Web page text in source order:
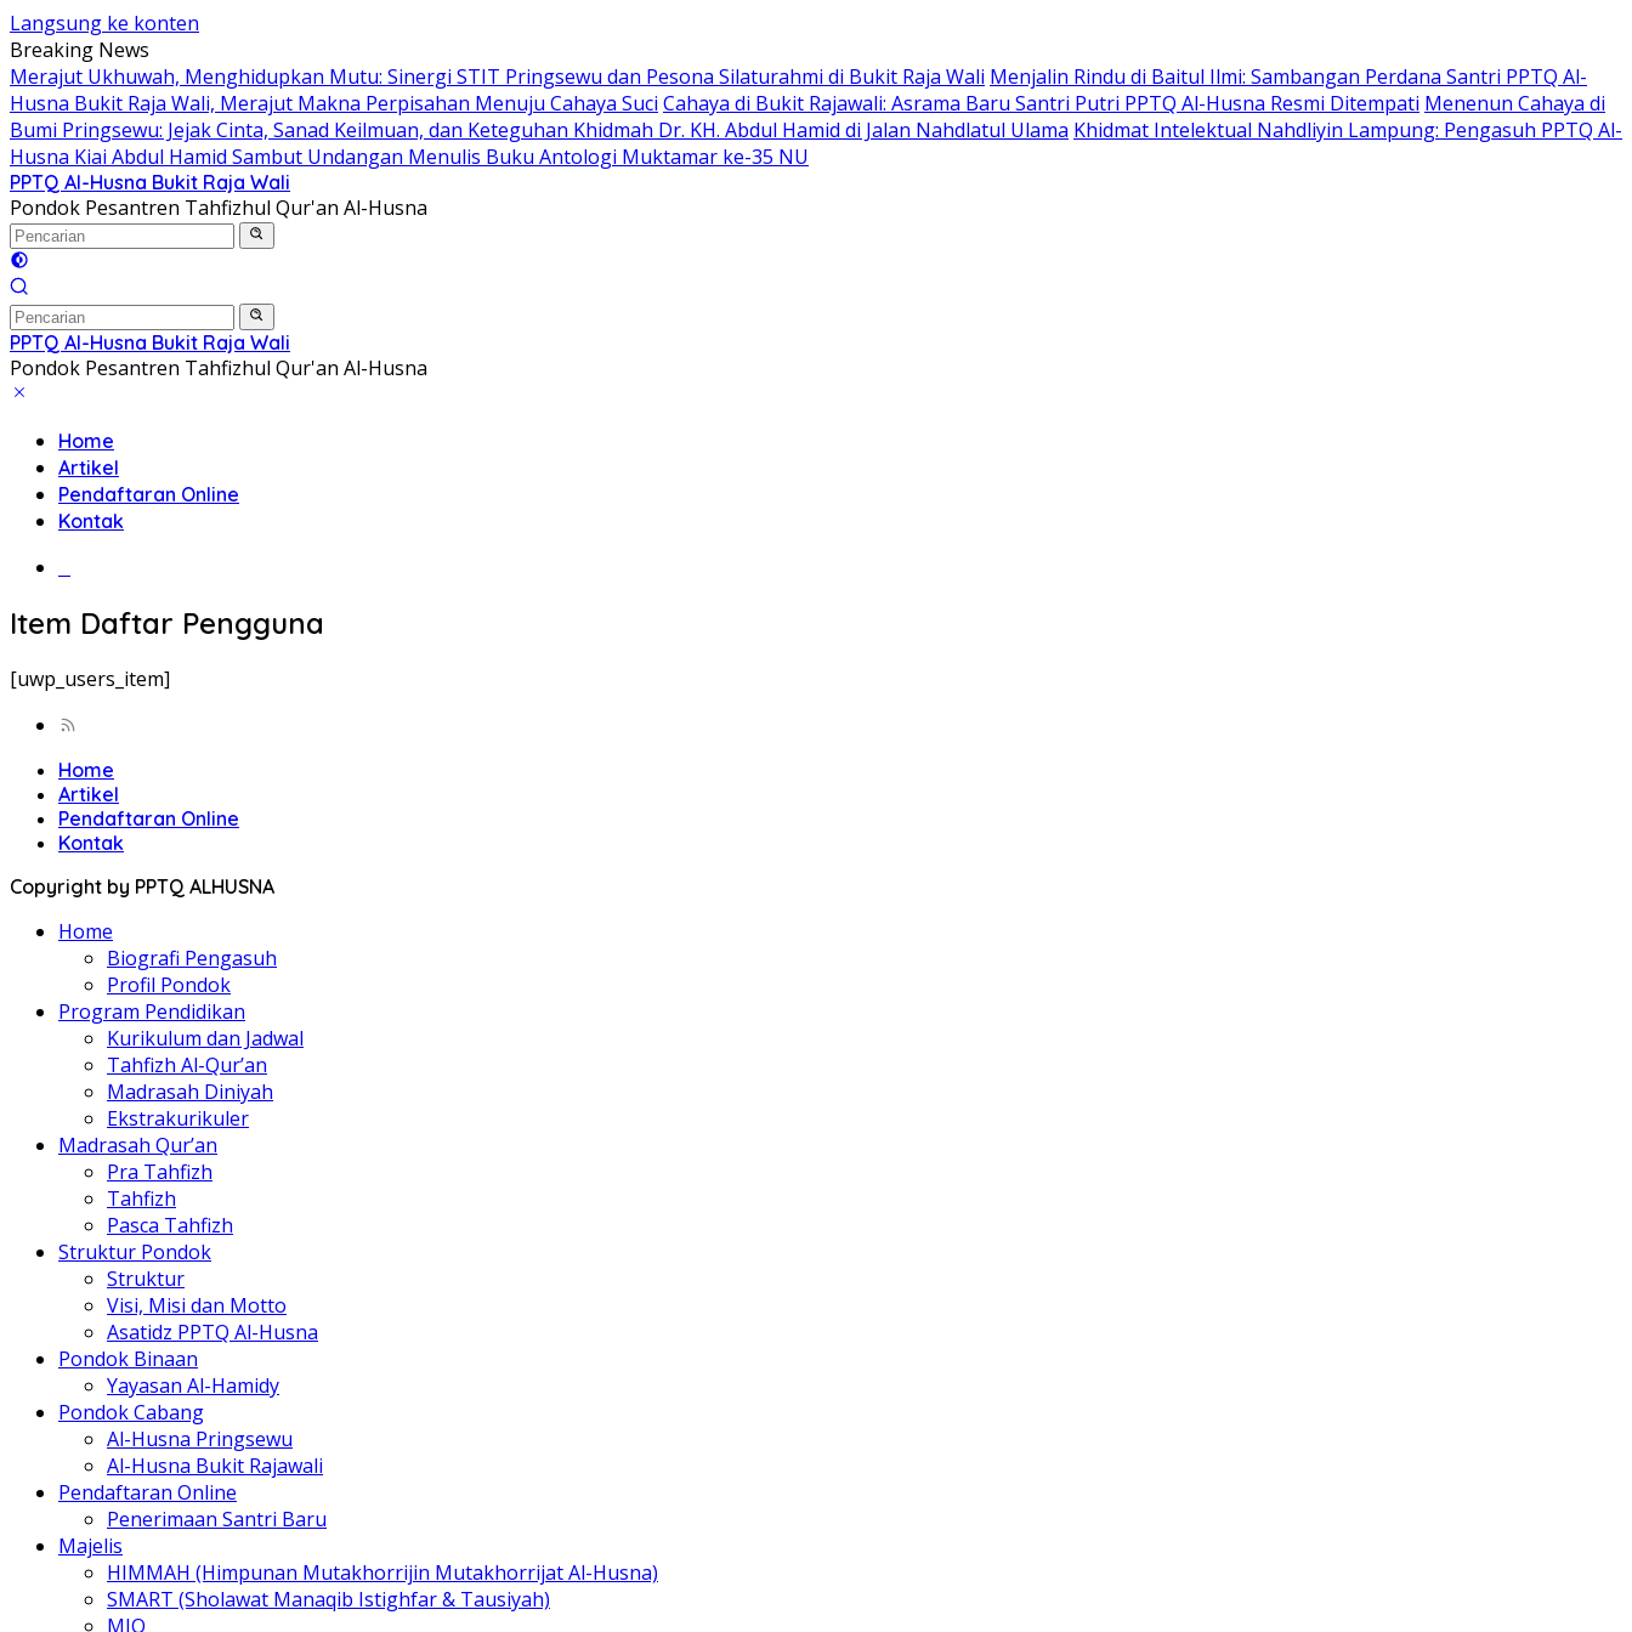
Langsung ke konten
Breaking News
Merajut Ukhuwah, Menghidupkan Mutu: Sinergi STIT Pringsewu dan Pesona Silaturahmi di Bukit Raja Wali Menjalin Rindu di Baitul Ilmi: Sambangan Perdana Santri PPTQ Al-
Husna Bukit Raja Wali, Merajut Makna Perpisahan Menuju Cahaya Suci Cahaya di Bukit Rajawali: Asrama Baru Santri Putri PPTQ Al-Husna Resmi Ditempati Menenun Cahaya di
Bumi Pringsewu: Jejak Cinta, Sanad Keilmuan, dan Keteguhan Khidmah Dr. KH. Abdul Hamid di Jalan Nahdlatul Ulama Khidmat Intelektual Nahdliyin Lampung: Pengasuh PPTQ Al-
Husna Kiai Abdul Hamid Sambut Undangan Menulis Buku Antologi Muktamar ke-35 NU
PPTQ Al-Husna Bukit Raja Wali
Pondok Pesantren Tahfizhul Qur'an Al-Husna
PPTQ Al-Husna Bukit Raja Wali
Pondok Pesantren Tahfizhul Qur'an Al-Husna
Home
Artikel
Pendaftaran Online
Kontak
Item Daftar Pengguna
[uwp_users_item]
Home
Artikel
Pendaftaran Online
Kontak
Copyright by PPTQ ALHUSNA
Home
Biografi Pengasuh
Profil Pondok
Program Pendidikan
Kurikulum dan Jadwal
Tahfizh Al-Qur’an
Madrasah Diniyah
Ekstrakurikuler
Madrasah Qur’an
Pra Tahfizh
Tahfizh
Pasca Tahfizh
Struktur Pondok
Struktur
Visi, Misi dan Motto
Asatidz PPTQ Al-Husna
Pondok Binaan
Yayasan Al-Hamidy
Pondok Cabang
Al-Husna Pringsewu
Al-Husna Bukit Rajawali
Pendaftaran Online
Penerimaan Santri Baru
Majelis
HIMMAH (Himpunan Mutakhorrijin Mutakhorrijat Al-Husna)
SMART (Sholawat Manaqib Istighfar & Tausiyah)
MIQ